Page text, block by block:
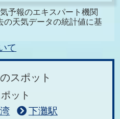
予報のエキスパート機関
の天気データの統計値に基
て
スポット
ット
下灘駅